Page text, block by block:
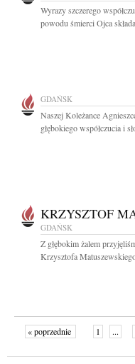
Wyrazy szczerego
powodu śmierci Ojca
GDAŃSK
Naszej Koleżance
głębokiego współczucia i
KRZYSZTOF
GDAŃSK
Z głębokim żalem
Krzysztofa
« poprzednie 1 ...